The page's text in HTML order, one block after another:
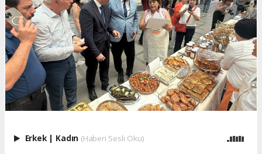
Erkek Kadın (Haberi Sesli Oku)